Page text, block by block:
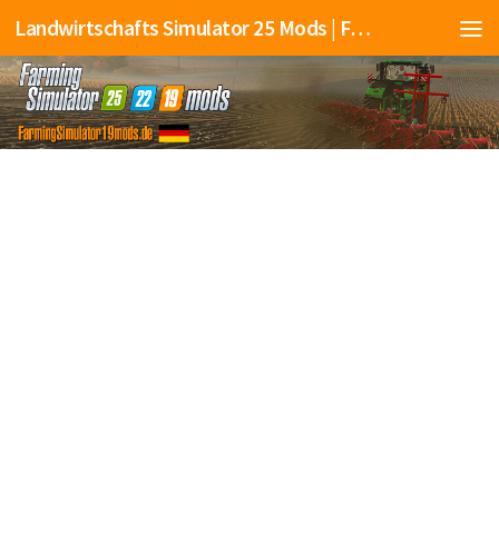
Landwirtschafts Simulator 25 Mods | Farming Simulator 25 Mods | FS25 Mods